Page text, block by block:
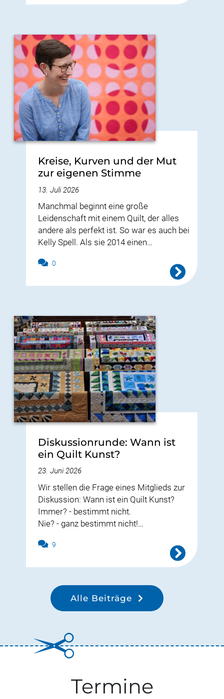
Kreise, Kurven und der Mut
zur eigenen Stimme
13. Juli 2026
Manchmal beginnt eine große
Leidenschaft mit einem Quilt, der alles
andere als perfekt ist. So war es auch bei
Kelly Spell. Als sie 2014 einen…
0
Diskussionrunde: Wann ist
ein Quilt Kunst?
23. Juni 2026
Wir stellen die Frage eines Mitglieds zur
Diskussion: Wann ist ein Quilt Kunst?
Immer? - bestimmt nicht.
Nie? - ganz bestimmt nicht!…
9
Alle Beiträge
Termine